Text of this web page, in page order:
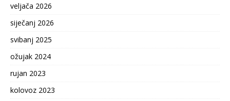
veljača 2026
siječanj 2026
svibanj 2025
ožujak 2024
rujan 2023
kolovoz 2023